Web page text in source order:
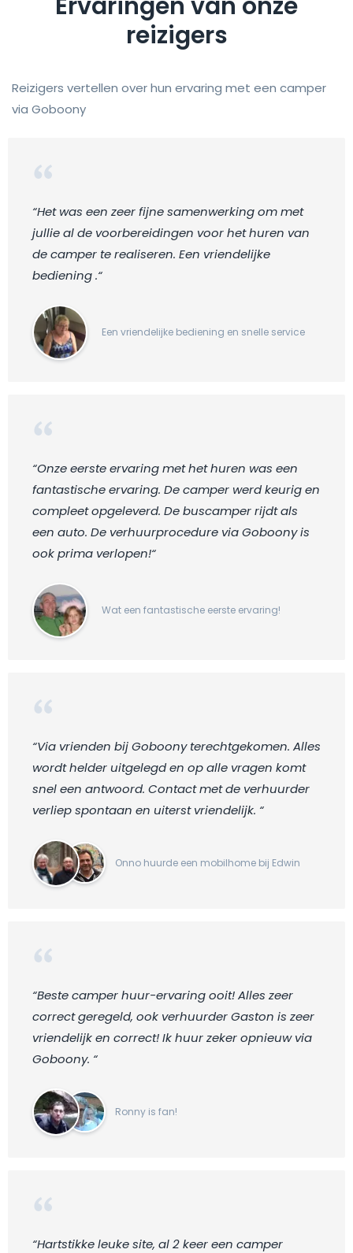
reizigers
Reizigers vertellen over hun ervaring met een camper
via Goboony
“Het was een zeer fijne samenwerking om met
jullie al de voorbereidingen voor het huren van
de camper te realiseren. Een vriendelijke
bediening .“
Een vriendelijke bediening en snelle service
“Onze eerste ervaring met het huren was een
fantastische ervaring. De camper werd keurig en
compleet opgeleverd. De buscamper rijdt als
een auto. De verhuurprocedure via Goboony is
ook prima verlopen!“
Wat een fantastische eerste ervaring!
“Via vrienden bij Goboony terechtgekomen. Alles
wordt helder uitgelegd en op alle vragen komt
snel een antwoord. Contact met de verhuurder
verliep spontaan en uiterst vriendelijk. “
Onno huurde een mobilhome bij Edwin
“Beste camper huur-ervaring ooit! Alles zeer
correct geregeld, ook verhuurder Gaston is zeer
vriendelijk en correct! Ik huur zeker opnieuw via
Goboony. “
Ronny is fan!
“Hartstikke leuke site, al 2 keer een camper